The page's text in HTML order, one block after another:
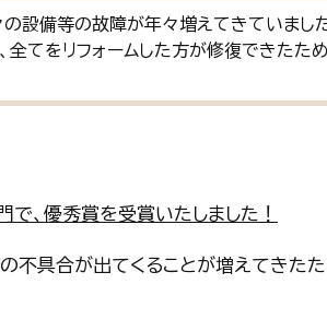
の設備等の故障が年々増えてきていました
全てをリフォームした方が修復できたため
で、優秀賞を受賞いたしました！
不具合が出てくることが増えてきたた